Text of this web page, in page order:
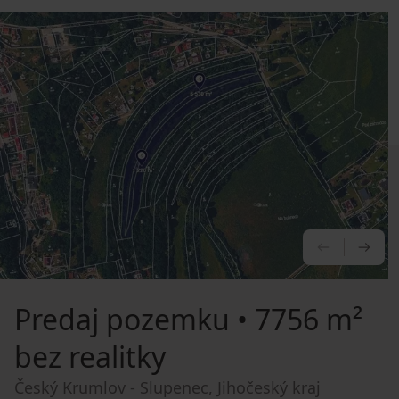
Predaj pozemku • 7756 m²
bez realitky
Český Krumlov - Slupenec, Jihočeský kraj